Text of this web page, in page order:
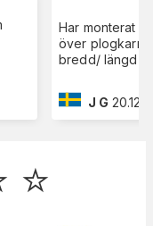
Har monterat
över
bredd/ längd-
J G
⭐️